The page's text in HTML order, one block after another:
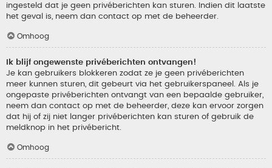
ingesteld dat je geen privéberichten kan sturen. Indien dit laatste
het geval is, neem dan contact op met de beheerder.
Omhoog
Ik blijf ongewenste privéberichten ontvangen!
Je kan gebruikers blokkeren zodat ze je geen privéberichten
meer kunnen sturen, dit gebeurt via het gebruikerspaneel. Als je
ongepaste privéberichten ontvangt van een bepaalde gebruiker,
neem dan contact op met de beheerder, deze kan ervoor zorgen
dat hij of zij niet langer privéberichten kan sturen of gebruik de
meldknop in het privébericht.
Omhoog